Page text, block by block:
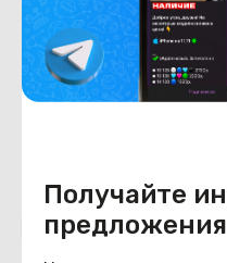
Получайте
Состояние
Состояние
Похожие